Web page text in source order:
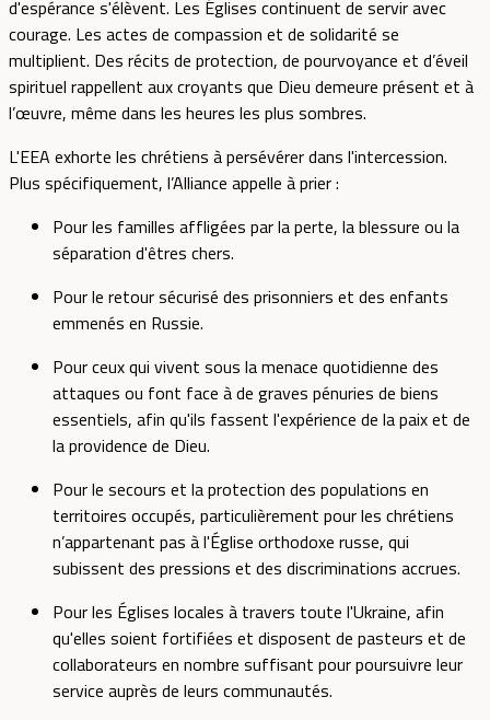
d'espérance s'élèvent. Les Églises continuent de servir avec
courage. Les actes de compassion et de solidarité se
multiplient. Des récits de protection, de pourvoyance et d’éveil
spirituel rappellent aux croyants que Dieu demeure présent et à
l’œuvre, même dans les heures les plus sombres.
L'EEA exhorte les chrétiens à persévérer dans l'intercession.
Plus spécifiquement, l’Alliance appelle à prier :
Pour les familles affligées par la perte, la blessure ou la
séparation d'êtres chers.
Pour le retour sécurisé des prisonniers et des enfants
emmenés en Russie.
Pour ceux qui vivent sous la menace quotidienne des
attaques ou font face à de graves pénuries de biens
essentiels, afin qu'ils fassent l'expérience de la paix et de
la providence de Dieu.
Pour le secours et la protection des populations en
territoires occupés, particulièrement pour les chrétiens
n’appartenant pas à l'Église orthodoxe russe, qui
subissent des pressions et des discriminations accrues.
Pour les Églises locales à travers toute l'Ukraine, afin
qu'elles soient fortifiées et disposent de pasteurs et de
collaborateurs en nombre suffisant pour poursuivre leur
service auprès de leurs communautés.